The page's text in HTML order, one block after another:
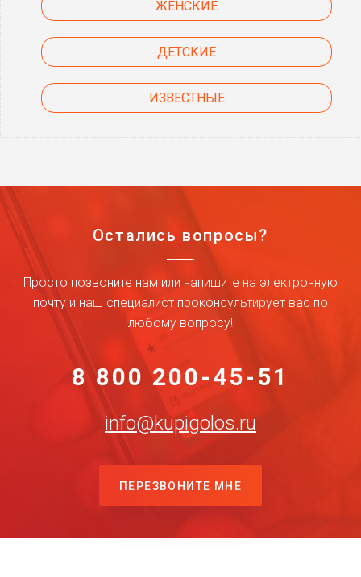
ЖЕНСКИЕ
ДЕТСКИЕ
ИЗВЕСТНЫЕ
Остались вопросы?
Просто позвоните нам или напишите на электронную
почту и наш специалист проконсультирует вас по
любому вопросу!
8 800 200-45-51
info@kupigolos.ru
ПЕРЕЗВОНИТЕ МНЕ